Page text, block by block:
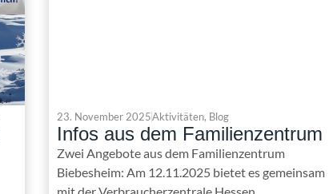
23. November 2025Aktivitäten, Blog
Infos aus dem Familienzentrum
Zwei Angebote aus dem Familienzentrum
Biebesheim: Am 12.11.2025 bietet es gemeinsam